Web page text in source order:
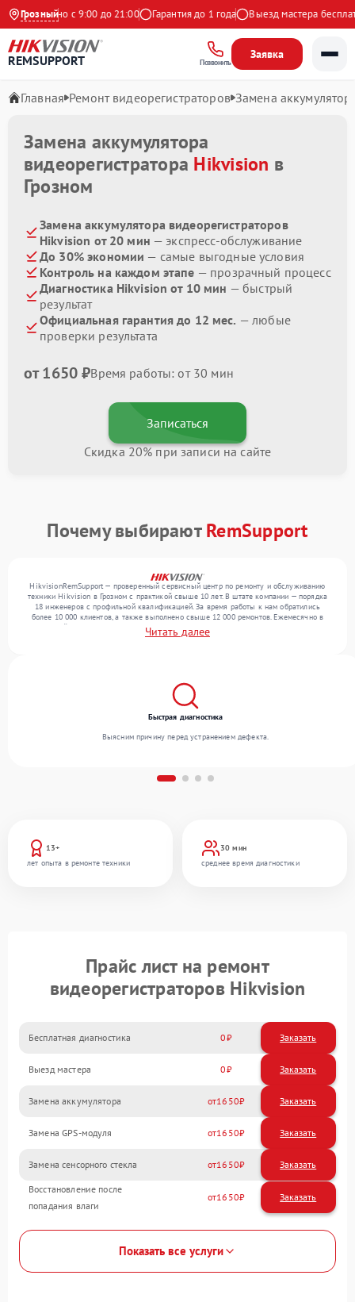
Грозный
Ежедневно с 9:00 до 21:00 Гарантия до 1 года Выезд мастера бесплатно
REMSUPPORT Позвонить
Заявка
Главная Ремонт видеорегистраторов Замена
Замена аккумулятора
видеорегистратора Hikvision в
Грозном
Замена аккумулятора видеорегистраторов
Hikvision от 20 мин — экспресс-обслуживание
До 30% экономии — самые выгодные условия
Контроль на каждом этапе — прозрачный процесс
Диагностика Hikvision от 10 мин — быстрый
результат
Официальная гарантия до 12 мес. — любые
проверки результата
от 1650 ₽Время работы: от 30 мин
Записаться
Скидка 20% при записи на сайте
Почему выбираютRemSupport
HikvisionRemSupport — проверенный сервисный центр по ремонту и обслуживанию
техники Hikvision в Грозном с практикой свыше 10 лет. В штате компании — порядка
18 инженеров с профильной квалификацией. За время работы к нам обратились
более 10 000 клиентов, а также выполнено свыше 12 000 ремонтов. Ежемесячно в
сервисный центр поступает свыше 300 единиц техники, включая , , . Мы беремся за
задачи любой сложности и обеспечиваем надежный результат благодаря опыту
Читать далее
13+
лет опыта в ремонте техники
30 мин
среднее время диагностики
Быстрая диагностика
Выясним причину перед устранением дефекта.
Прайс лист на ремонт
видеорегистраторов Hikvision
Бесплатная диагностика 0 Заказать
Выезд мастера 0 Заказать
Замена аккумулятора 1650
Замена GPS-модуля 1650
Замена сенсорного стекла 1650
Восстановление после
попадания влаги
1650
Показать все услуги